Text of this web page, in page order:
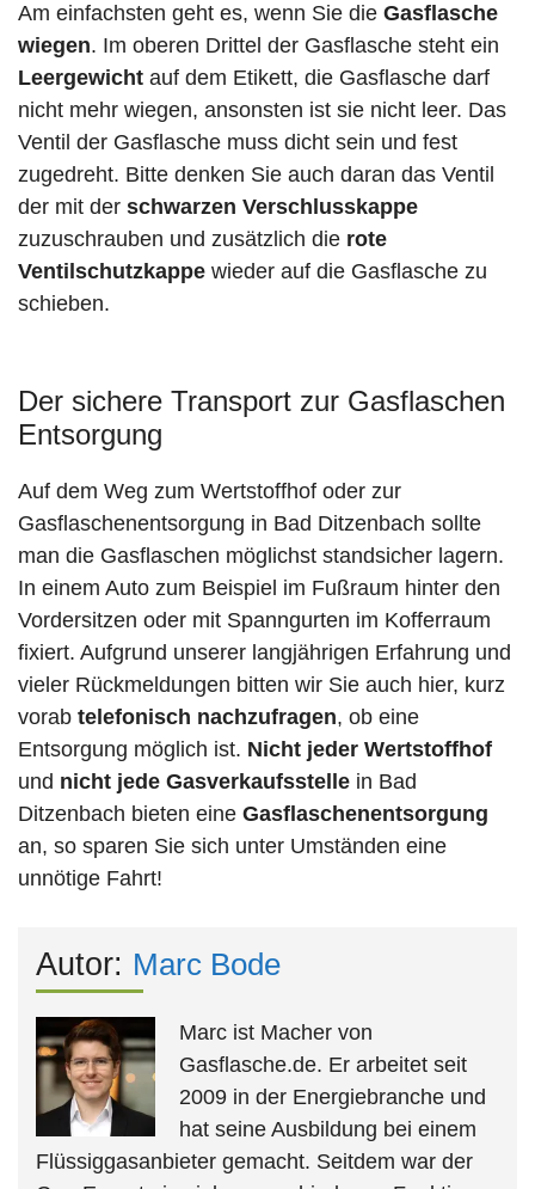
Am einfachsten geht es, wenn Sie die Gasflasche
wiegen. Im oberen Drittel der Gasflasche steht ein
Leergewicht auf dem Etikett, die Gasflasche darf
nicht mehr wiegen, ansonsten ist sie nicht leer. Das
Ventil der Gasflasche muss dicht sein und fest
zugedreht. Bitte denken Sie auch daran das Ventil
der mit der schwarzen Verschlusskappe
zuzuschrauben und zusätzlich die rote
Ventilschutzkappe wieder auf die Gasflasche zu
schieben.
Der sichere Transport zur Gasflaschen
Entsorgung
Auf dem Weg zum Wertstoffhof oder zur
Gasflaschenentsorgung in Bad Ditzenbach sollte
man die Gasflaschen möglichst standsicher lagern.
In einem Auto zum Beispiel im Fußraum hinter den
Vordersitzen oder mit Spanngurten im Kofferraum
fixiert. Aufgrund unserer langjährigen Erfahrung und
vieler Rückmeldungen bitten wir Sie auch hier, kurz
vorab telefonisch nachzufragen, ob eine
Entsorgung möglich ist. Nicht jeder Wertstoffhof
und nicht jede Gasverkaufsstelle in Bad
Ditzenbach bieten eine Gasflaschenentsorgung
an, so sparen Sie sich unter Umständen eine
unnötige Fahrt!
Autor: Marc Bode
Marc ist Macher von
Gasflasche.de. Er arbeitet seit
2009 in der Energiebranche und
hat seine Ausbildung bei einem
Flüssiggasanbieter gemacht. Seitdem war der